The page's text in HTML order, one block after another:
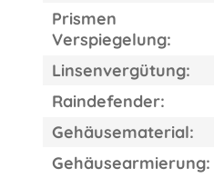
Prismen
Verspiegelung:
Linsenvergütung:
Raindefender:
Gehäusematerial:
Gehäusearmierung: